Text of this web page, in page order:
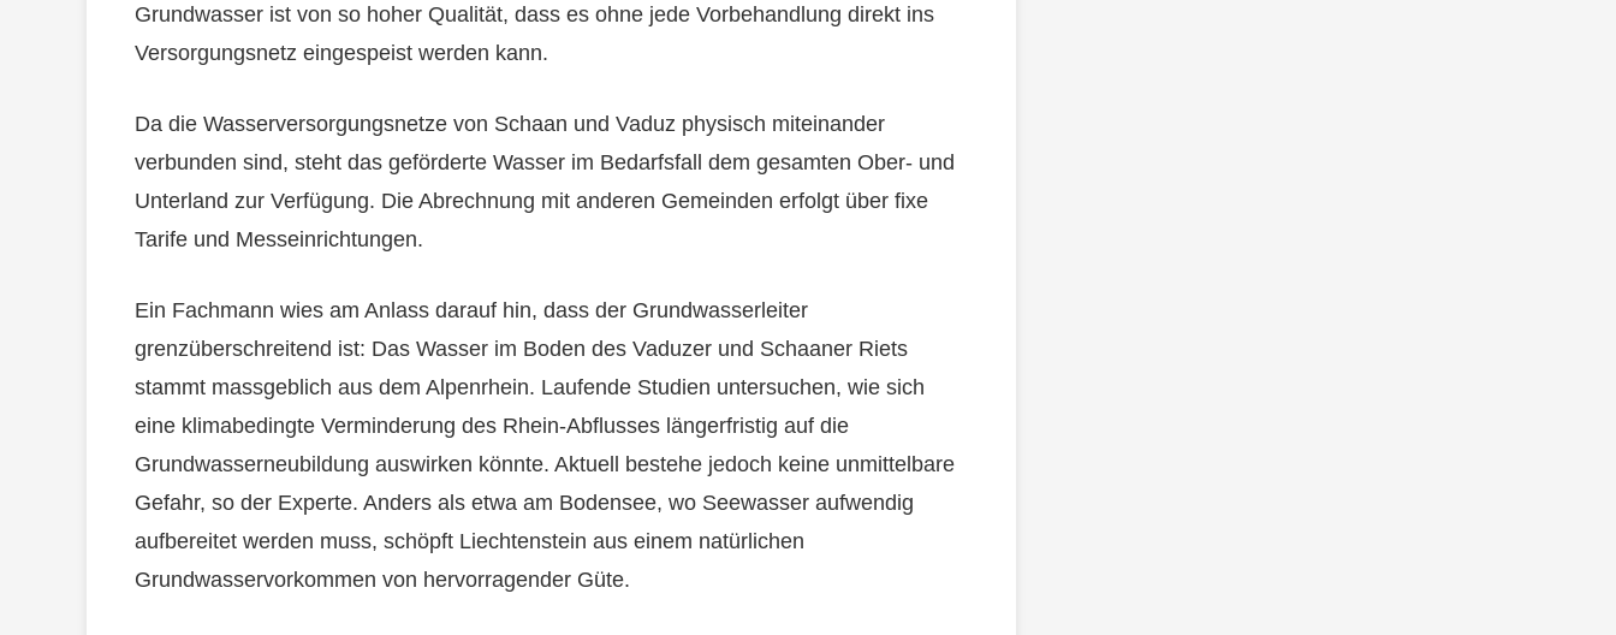
Grundwasser ist von so hoher Qualität, dass es ohne jede Vorbehandlung direkt ins
Versorgungsnetz eingespeist werden kann.
Da die Wasserversorgungsnetze von Schaan und Vaduz physisch miteinander
verbunden sind, steht das geförderte Wasser im Bedarfsfall dem gesamten Ober- und
Unterland zur Verfügung. Die Abrechnung mit anderen Gemeinden erfolgt über fixe
Tarife und Messeinrichtungen.
Ein Fachmann wies am Anlass darauf hin, dass der Grundwasserleiter
grenzüberschreitend ist: Das Wasser im Boden des Vaduzer und Schaaner Riets
stammt massgeblich aus dem Alpenrhein. Laufende Studien untersuchen, wie sich
eine klimabedingte Verminderung des Rhein-Abflusses längerfristig auf die
Grundwasserneubildung auswirken könnte. Aktuell bestehe jedoch keine unmittelbare
Gefahr, so der Experte. Anders als etwa am Bodensee, wo Seewasser aufwendig
aufbereitet werden muss, schöpft Liechtenstein aus einem natürlichen
Grundwasservorkommen von hervorragender Güte.